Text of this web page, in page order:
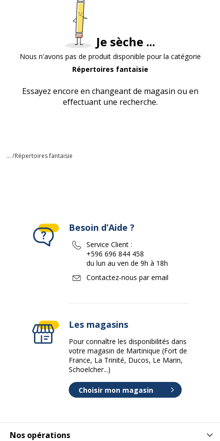
Je sèche ...
Nous n'avons pas de produit disponible pour la catégorie
Répertoires fantaisie
Essayez encore en changeant de magasin ou en
effectuant une recherche.
... /Répertoires fantaisie
Nos opérations
Besoin d’Aide ?
Service Client :
+596 696 844 458
du lun au ven de 9h à 18h
Contactez-nous par email
Les magasins
Pour connaître les disponibilités dans
votre magasin de Martinique (Fort de
France, La Trinité, Ducos, Le Marin,
Schoelcher...)
Choisir mon magasin